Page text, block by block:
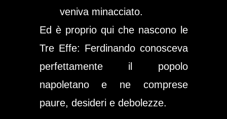
veniva minacciato.
Ed è proprio qui che nascono le
Tre Effe: Ferdinando conosceva
perfettamente il popolo
napoletano e ne comprese
paure, desideri e debolezze.